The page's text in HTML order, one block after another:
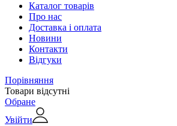
Каталог товарів
Про нас
Доставка і оплата
Новини
Контакти
Відгуки
Порівняння
Товари відсутні
Обране
Увійти